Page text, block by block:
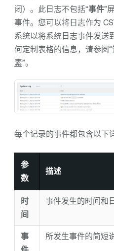
闭）。此日志不包括“事件”
事件。您可以将日志作为
系统以将系统日志事件发送
何定制表格的信息，请参阅“
素”。
每个记录的事件都包含以下
参
数
描述
时
间
事件发生的时间和
事
所发生事件的简短